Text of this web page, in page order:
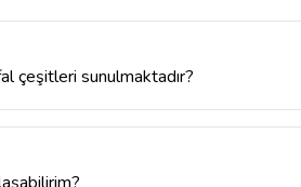
çeşitleri sunulmaktadır?